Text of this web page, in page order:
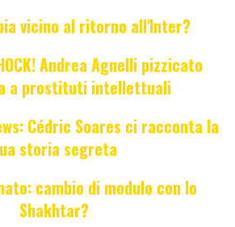
vicino al ritorno all'Inter?
Andrea Agnelli pizzicato
a prostituti intellettuali
Cédric Soares ci racconta la
storia segreta
cambio di modulo con lo
Shakhtar?